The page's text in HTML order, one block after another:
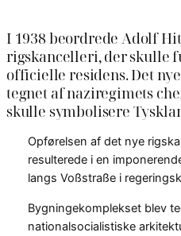
I 1938 beordrede Adolf
rigskancelleri, der skulle
officielle residens. Det
tegnet af naziregimets
skulle symbolisere
Opførelsen af det nye
resulterede i en
langs Voßstraße i
Bygningekomplekset blev
nationalsocialistiske